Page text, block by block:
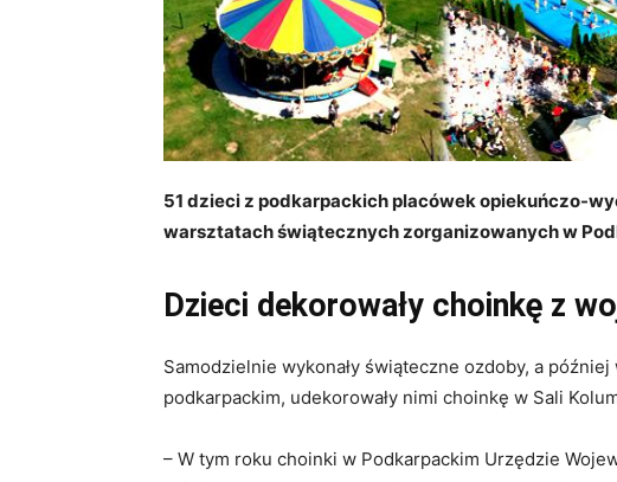
51 dzieci z podkarpackich placówek opiekuńczo-
warsztatach świątecznych zorganizowanych w
Dzieci dekorowały choinkę z
Samodzielnie wykonały świąteczne ozdoby, a
podkarpackim, udekorowały nimi choinkę w Sali
– W tym roku choinki w Podkarpackim Urzędzie